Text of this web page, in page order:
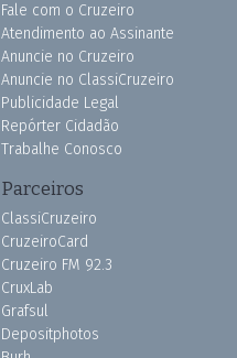
Fale com o Cruzeiro
Atendimento ao Assinante
Anuncie no Cruzeiro
Anuncie no ClassiCruzeiro
Publicidade Legal
Repórter Cidadão
Trabalhe Conosco
Parceiros
ClassiCruzeiro
CruzeiroCard
Cruzeiro FM 92.3
CruxLab
Grafsul
Depositphotos